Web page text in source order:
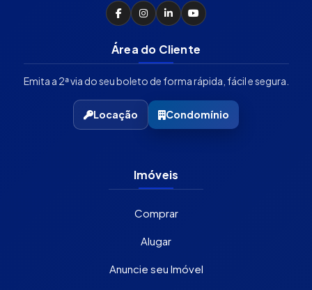
Área do Cliente
Emita a 2ª via do seu boleto de forma rápida, fácil e segura.
Locação Condomínio
Imóveis
Comprar
Alugar
Anuncie seu Imóvel